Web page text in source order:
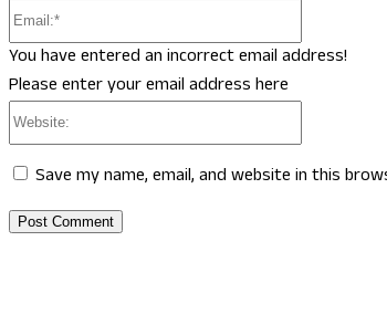
You have entered an incorrect email address!
Please enter your email address here
Save my name, email, and website in this